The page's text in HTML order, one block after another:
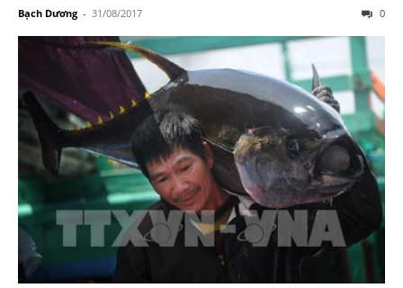
Bạch Dương - 31/08/2017 0